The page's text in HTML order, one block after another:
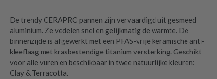
De trendy CERAPRO pannen zijn vervaardigd uit gesmeed
aluminium. Ze vedelen snel en gelijkmatig de warmte. De
binnenzijde is afgewerkt met een PFAS-vrije keramische anti-
kleeflaag met krasbestendige titanium versterking. Geschikt
voor alle vuren en beschikbaar in twee natuurlijke kleuren:
Clay & Terracotta.